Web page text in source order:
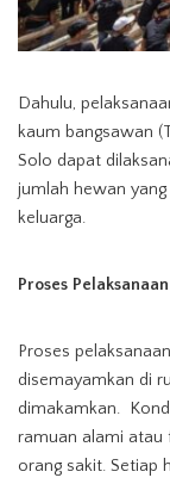
Dahulu,
kaum bangsawan
Solo dapat
jumlah hewan
keluarga.
Proses Pelaksanaan
Proses
disemayamkan di
dimakamkan.
ramuan alami atau
orang sakit. Setiap